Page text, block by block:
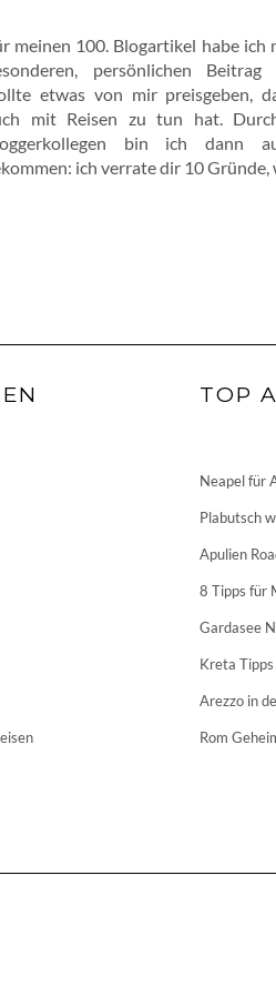
meinen 100. Blogartikel habe ich
persönlichen
etwas von mir preisgeben,
mit Reisen zu tun hat.
bin ich dann
ich verrate dir 10 Gründe,
TOP
Neapel für
Plabutsch
Apulien
8 Tipps für
Gardasee
Kreta Tipps
Arezzo in
Rom